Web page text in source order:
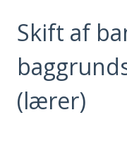
Skift af
(lærer)